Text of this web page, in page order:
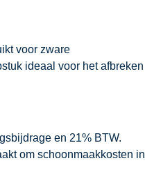
voor zware
ideaal voor het afbreken
en 21% BTW.
om schoonmaakkosten in